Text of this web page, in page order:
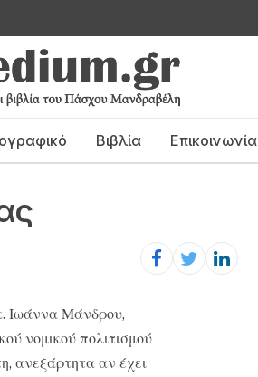
Βιβλία Επικοινωνία
Ιωάννα Μάνδρου,
νομικού πολιτισμού
ανεξάρτητα αν έχει